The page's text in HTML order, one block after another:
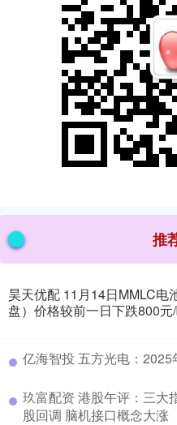
推
昊天优配 11月14日MMLC电
盘）价格较前一日下跌800元
亿海智投 五方光电：
玖富配资 港股午评：三大
股回调 脑机接口概念大涨